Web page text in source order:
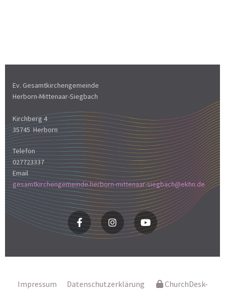
Ev. Gesamtkirchengemeinde
Herborn-Mittenaar-Siegbach
Kirchberg 4
35745 Herborn
Telefon
027723337
Email
gesamtkirchengemeinde.herborn-mittenaar-siegbach@ekhn.de
Impressum Datenschutzerklärung
ChurchDesk-